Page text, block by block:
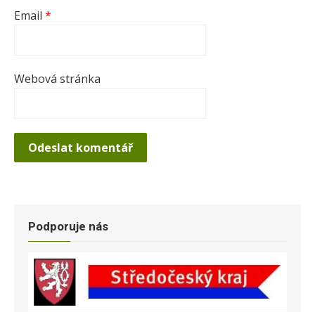
Email *
Webová stránka
Podporuje nás